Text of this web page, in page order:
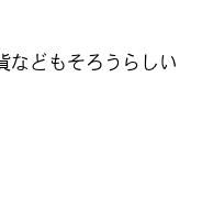
などもそろうらしい